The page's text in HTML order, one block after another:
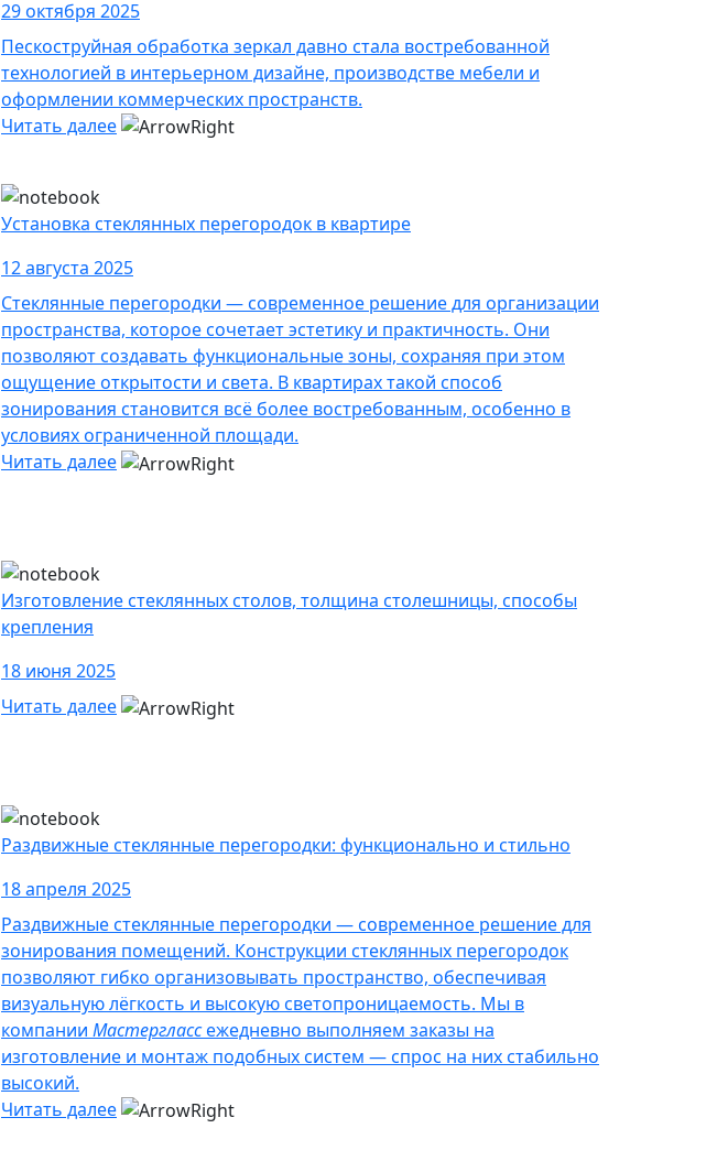
29 октября 2025
Пескоструйная обработка зеркал давно стала востребованной
технологией в интерьерном дизайне, производстве мебели и
оформлении коммерческих пространств.
Читать далее
Установка стеклянных перегородок в квартире
12 августа 2025
Стеклянные перегородки — современное решение для организации
пространства, которое сочетает эстетику и практичность. Они
позволяют создавать функциональные зоны, сохраняя при этом
ощущение открытости и света. В квартирах такой способ
зонирования становится всё более востребованным, особенно в
условиях ограниченной площади.
Читать далее
Изготовление стеклянных столов, толщина столешницы, способы
крепления
18 июня 2025
Читать далее
Раздвижные стеклянные перегородки: функционально и стильно
18 апреля 2025
Раздвижные стеклянные перегородки — современное решение для
зонирования помещений. Конструкции стеклянных перегородок
позволяют гибко организовывать пространство, обеспечивая
визуальную лёгкость и высокую светопроницаемость. Мы в
компании Мастерглассежедневно выполняем заказы на
изготовление и монтаж подобных систем — спрос на них стабильно
высокий.
Читать далее